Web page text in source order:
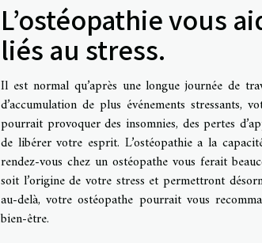
L’ostéopathie vous
liés au stress.
Il est normal qu’après une longue journée de
d’accumulation de plus événements
pourrait provoquer des insomnies, des pertes
de libérer votre esprit. L’ostéopathie a la
rendez-vous chez un ostéopathe vous ferait
soit l’origine de votre stress et permettront
au-delà, votre ostéopathe pourrait vous
bien-être.